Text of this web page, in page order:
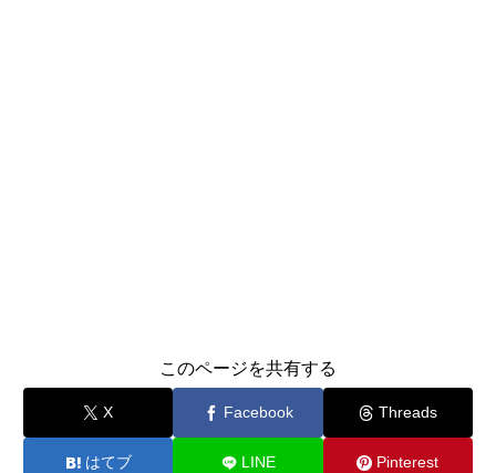
このページを共有する
X Facebook Threads
はてブ LINE Pinterest